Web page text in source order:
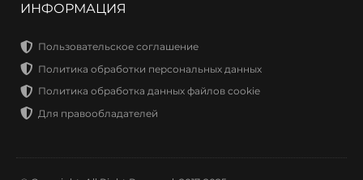
ИНФОРМАЦИЯ
Пользовательское соглашение
Политика обработки персональных данных
Политика обработка данных файлов cookie
Для правообладателей